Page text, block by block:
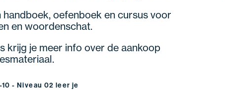
handboek, oefenboek en cursus voor
en woordenschat.
krijg je meer info over de aankoop
- Niveau 02 leer je